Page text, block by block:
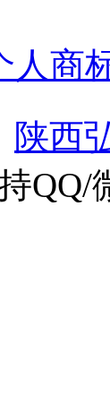
人商
陕西
QQ/